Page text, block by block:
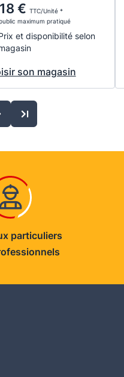
€ TTC/Unité *
maximum pratiqué
et disponibilité selon
son magasin
particuliers